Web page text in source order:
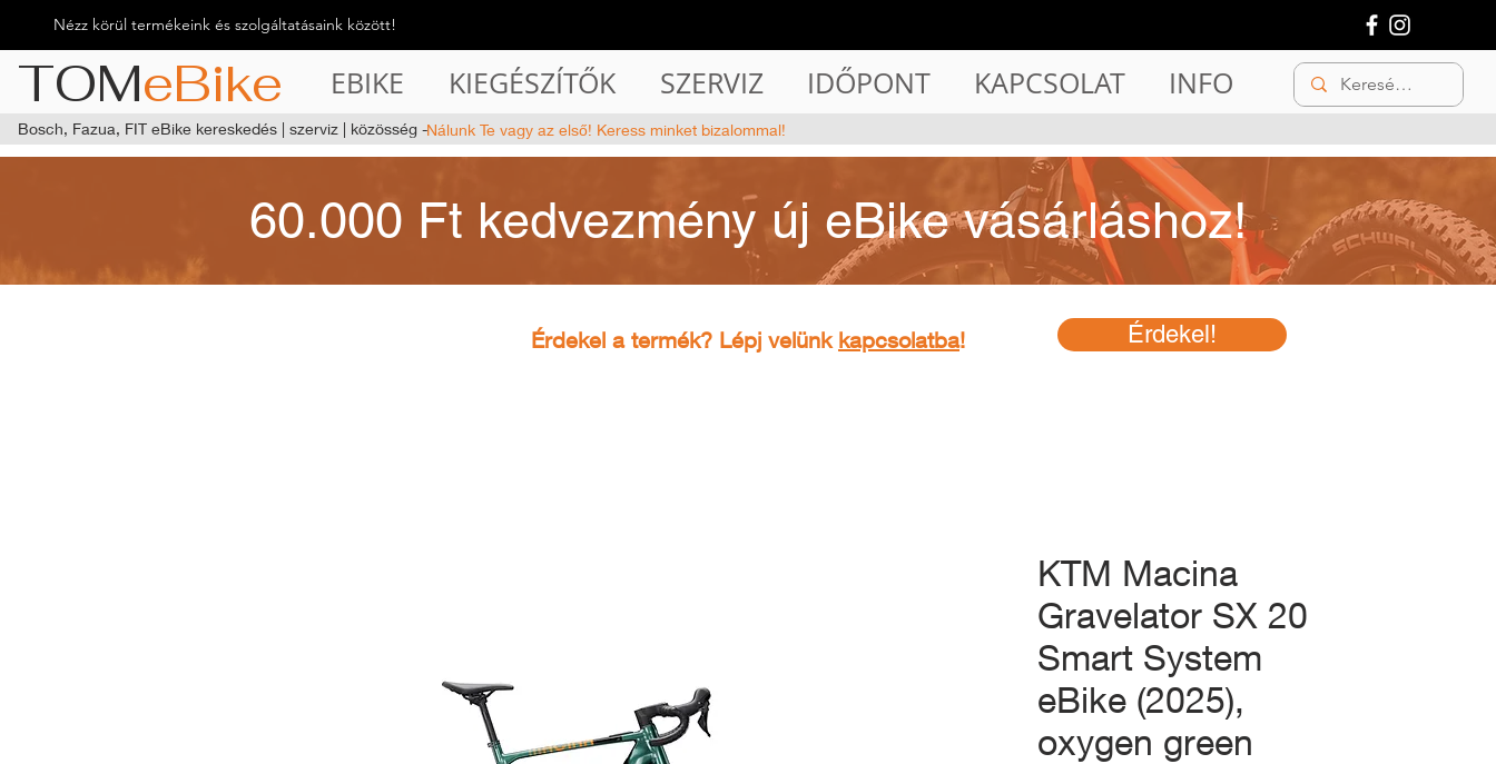
Nézz körül termékeink és szolgáltatásaink között!
EBIKE KIEGÉSZÍTŐK SZERVIZ IDŐPONT KAPCSOLAT INFO
Bosch, Fazua, FIT eBike kereskedés | szerviz | közösség -Nálunk Te vagy az első! Keress minket bizalommal!
TOMeBike
60.000 Ft kedvezmény új eBike vásárláshoz!
Érdekel a termék? Lépj velünk kapcsolatba! Érdekel!
KTM Macina
Gravelator SX 20
Smart System
eBike (2025),
oxygen green